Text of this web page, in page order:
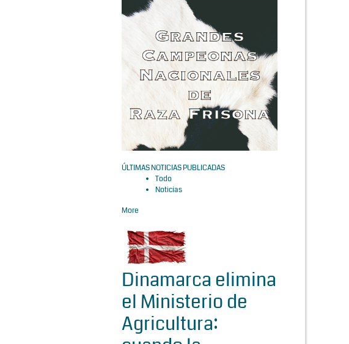
ÚLTIMAS NOTICIAS PUBLICADAS
Todo
Noticias
More
Dinamarca elimina
el Ministerio de
Agricultura: